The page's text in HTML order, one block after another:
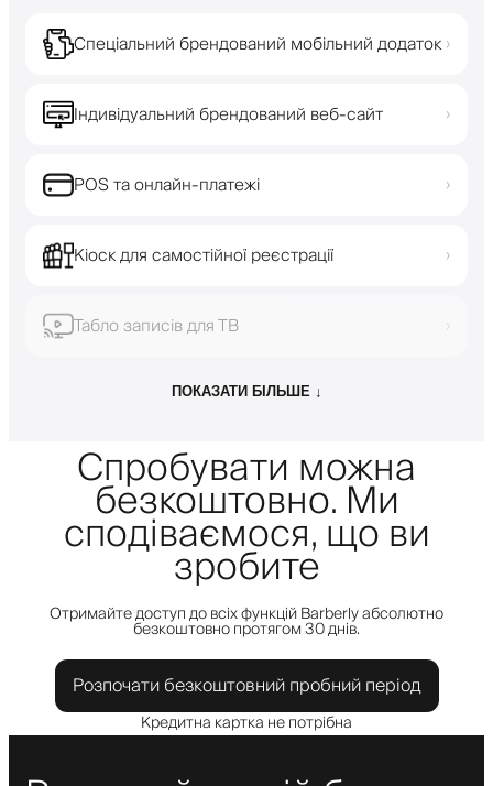
Спеціальний брендований мобільний додаток ›
Індивідуальний брендований веб-сайт ›
POS та онлайн-платежі ›
Кіоск для самостійної реєстрації ›
Табло записів для ТВ ›
ПОКАЗАТИ БІЛЬШЕ ↓
Спробувати можна
безкоштовно. Ми
сподіваємося, що ви
зробите
Отримайте доступ до всіх функцій Barberly абсолютно
безкоштовно протягом 30 днів.
Розпочати безкоштовний пробний період
Кредитна картка не потрібна